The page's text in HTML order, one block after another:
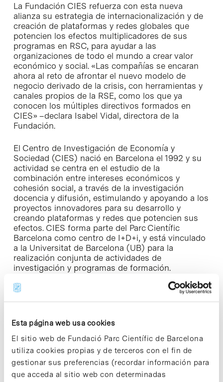
Esta página web usa cookies
El sitio web de Fundació Parc Científic de Barcelona
utiliza cookies propias y de terceros con el fin de
gestionar sus preferencias (recordar información para
que acceda al sitio web con determinadas
La Fundación CIES refuerza con esta nueva
alianza su estrategia de internacionalización y de
creación de plataformas y redes globales que
potencien los efectos multiplicadores de sus
programas en RSC, para ayudar a las
organizaciones de todo el mundo a crear valor
económico y social. «Las compañías se encaran
ahora al reto de afrontar el nuevo modelo de
negocio derivado de la crisis, con herramientas y
canales propios de la RSE, como los que ya
conocen los múltiples directivos formados en
CIES» –declara Isabel Vidal, directora de la
Fundación.
El Centro de Investigación de Economía y
Sociedad (CIES) nació en Barcelona el 1992 y su
actividad se centra en el estudio de la
combinación entre intereses económicos y
cohesión social, a través de la investigación
docencia y difusión, estimulando y apoyando a los
proyectos innovadores para su desarrollo y
creando plataformas y redes que potencien sus
efectos. CIES forma parte del Parc Científic
Barcelona como centro de I+D+i, y está vinculado
a la Universitat de Barcelona (UB) para la
realización conjunta de actividades de
investigación y programas de formación.
En la actualidad, la Fundación CIES imparte dos
máster sobre RSC que combinan la formación on
Responsabilidad Social Corporativa, Contabilidad
y Auditoría Social
Economía Social y Dirección de Entidades sin
ánimo de lucro» (MES). Ambos están organizados
por CIES y el Instituto de Formación Continua de
la Universitat de Barcelona (IL3), en colaboración